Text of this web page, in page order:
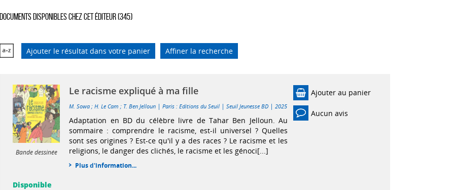
Documents disponibles chez cet éditeur (345)
Ajouter le résultat dans votre panier Affiner la recherche
Bande dessinée
Le racisme expliqué à ma fille
M. Sowa ;H. Le Cam ; T. Ben Jelloun |Paris : Editions du Seuil |Seuil Jeunesse BD |2025
Adaptation en BD du célèbre livre de Tahar Ben Jelloun. Au
sommaire : comprendre le racisme, est-il universel ? Quelles
sont ses origines ? Est-ce qu'il y a des races ? Le racisme et les
religions, le danger des clichés, le racisme et les génoci[...]
Plus d'information...
Ajouter au panier
Aucun avis
Disponible